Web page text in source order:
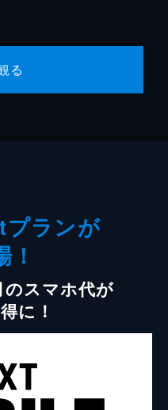
る
ランが
スマホ代が
に！